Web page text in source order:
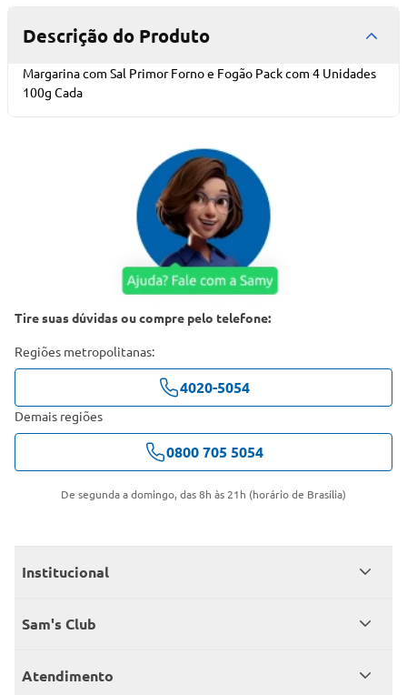
Descrição do Produto
Margarina com Sal Primor Forno e Fogão Pack com 4 Unidades
100g Cada
Tire suas dúvidas ou compre pelo telefone:
Regiões metropolitanas:
4020-5054
Demais regiões
0800 705 5054
De segunda a domingo, das 8h às 21h (horário de Brasília)
Institucional
Quem somos
Sam's Club
Seja sócio
Atendimento